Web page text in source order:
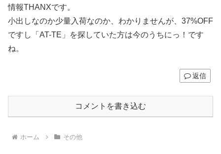
情報THANXです。
小出しなのか少量入荷なのか、わかりませんが、37%OFF
ですし「AT-TE」を探していた方は今のうちにっ！です
ね。
返信
コメントを書き込む
ホーム その他